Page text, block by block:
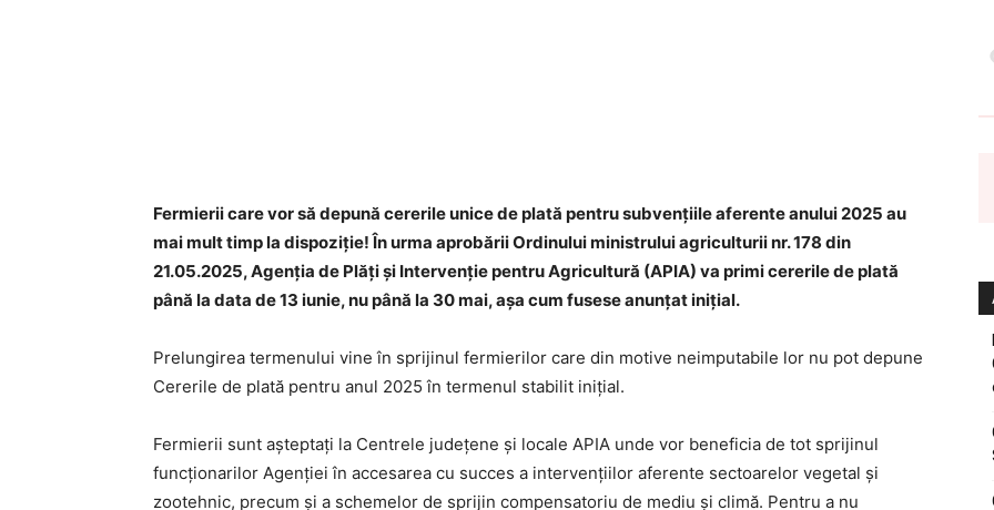
Fermierii care vor să depună cererile unice de plată pentru subvențiile aferente anului 2025 au
mai mult timp la dispoziție! În urma aprobării Ordinului ministrului agriculturii nr. 178 din
21.05.2025, Agenția de Plăți și Intervenție pentru Agricultură (APIA) va primi cererile de plată
până la data de 13 iunie, nu până la 30 mai, așa cum fusese anunțat inițial.
Prelungirea termenului vine în sprijinul fermierilor care din motive neimputabile lor nu pot depune
Cererile de plată pentru anul 2025 în termenul stabilit inițial.
Fermierii sunt așteptați la Centrele județene și locale APIA unde vor beneficia de tot sprijinul
funcționarilor Agenției în accesarea cu succes a intervențiilor aferente sectoarelor vegetal şi
zootehnic, precum și a schemelor de sprijin compensatoriu de mediu și climă. Pentru a nu